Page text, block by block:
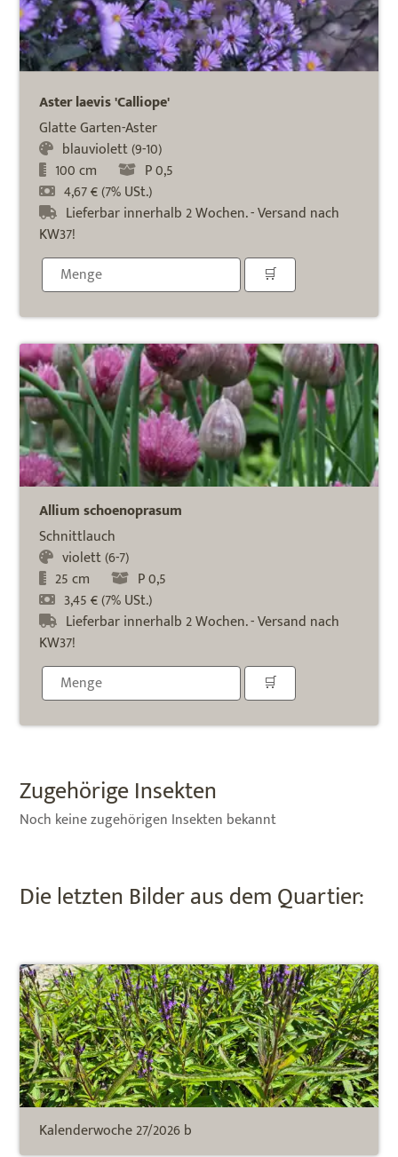
Aster laevis 'Calliope'
Glatte Garten-Aster
blauviolett (9-10)
100 cm
P 0,5
4,67 € (7% USt.)
Lieferbar innerhalb 2 Wochen. - Versand nach
KW37!
Allium schoenoprasum
Schnittlauch
violett (6-7)
25 cm
P 0,5
3,45 € (7% USt.)
Lieferbar innerhalb 2 Wochen. - Versand nach
KW37!
Zugehörige Insekten
Noch keine zugehörigen Insekten bekannt
Die letzten Bilder aus dem Quartier:
Kalenderwoche 27/2026 b